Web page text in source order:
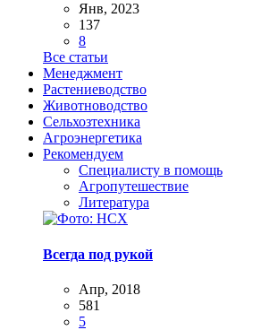
Янв, 2023
137
8
Все статьи
Менеджмент
Растениеводство
Животноводство
Сельхозтехника
Агроэнергетика
Рекомендуем
Специалисту в помощь
Агропутешествие
Литература
Всегда под рукой
Апр, 2018
581
5